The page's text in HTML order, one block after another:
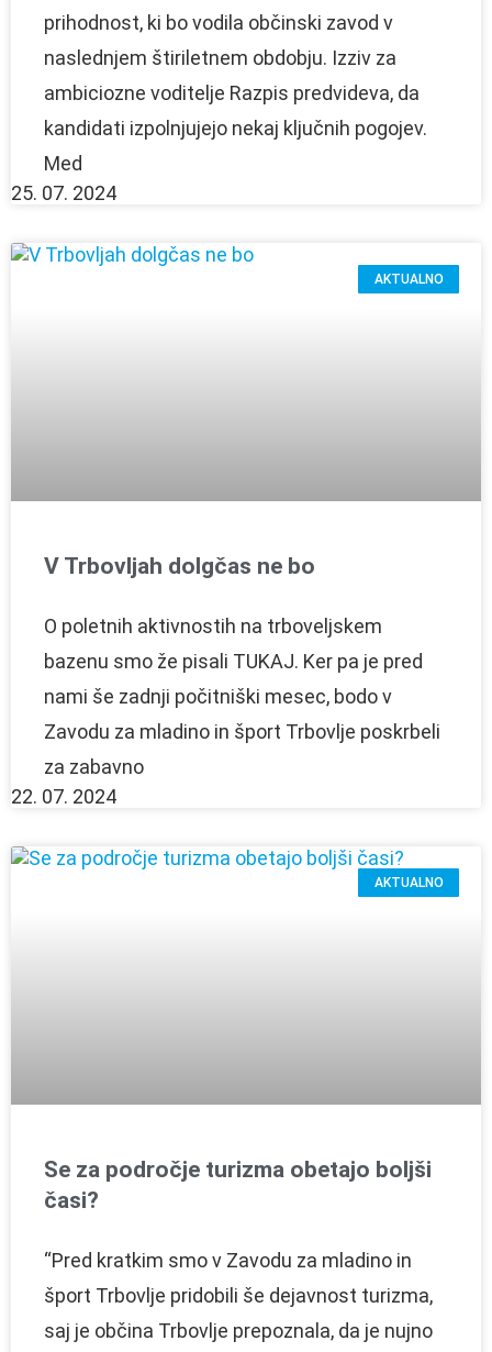
prihodnost, ki bo vodila občinski zavod v
naslednjem štiriletnem obdobju. Izziv za
ambiciozne voditelje Razpis predvideva, da
kandidati izpolnjujejo nekaj ključnih pogojev.
Med
25. 07. 2024
AKTUALNO
V Trbovljah dolgčas ne bo
O poletnih aktivnostih na trboveljskem
bazenu smo že pisali TUKAJ. Ker pa je pred
nami še zadnji počitniški mesec, bodo v
Zavodu za mladino in šport Trbovlje poskrbeli
za zabavno
22. 07. 2024
AKTUALNO
Se za področje turizma obetajo boljši
časi?
“Pred kratkim smo v Zavodu za mladino in
šport Trbovlje pridobili še dejavnost turizma,
saj je občina Trbovlje prepoznala, da je nujno